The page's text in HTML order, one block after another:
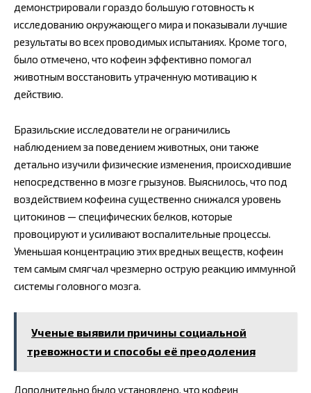
демонстрировали гораздо большую готовность к
исследованию окружающего мира и показывали лучшие
результаты во всех проводимых испытаниях. Кроме того,
было отмечено, что кофеин эффективно помогал
животным восстановить утраченную мотивацию к
действию.
Бразильские исследователи не ограничились
наблюдением за поведением животных, они также
детально изучили физические изменения, происходившие
непосредственно в мозге грызунов. Выяснилось, что под
воздействием кофеина существенно снижался уровень
цитокинов — специфических белков, которые
провоцируют и усиливают воспалительные процессы.
Уменьшая концентрацию этих вредных веществ, кофеин
тем самым смягчал чрезмерно острую реакцию иммунной
системы головного мозга.
Ученые выявили причины социальной
тревожности и способы её преодоления
Дополнительно было установлено, что кофеин